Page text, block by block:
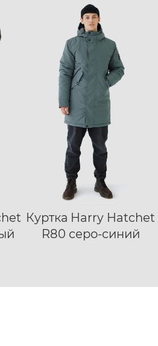
Куртка Harry Hatchet
R80 серо-синий
S M L
XL
XXL
XXXL